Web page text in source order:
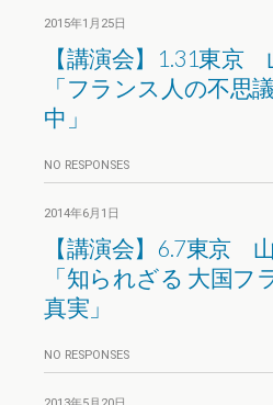
2015年1月25日
【講演会】1.31東京
「フランス人の不思
中」
NO RESPONSES
2014年6月1日
【講演会】6.7東京
「知られざる 大国フ
真実」
NO RESPONSES